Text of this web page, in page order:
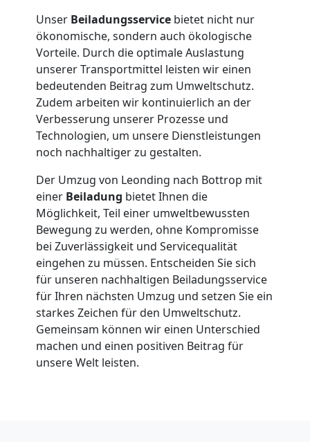
Unser Beiladungsservice bietet nicht nur
ökonomische, sondern auch ökologische
Vorteile. Durch die optimale Auslastung
unserer Transportmittel leisten wir einen
bedeutenden Beitrag zum Umweltschutz.
Zudem arbeiten wir kontinuierlich an der
Verbesserung unserer Prozesse und
Technologien, um unsere Dienstleistungen
noch nachhaltiger zu gestalten.
Der Umzug von Leonding nach Bottrop mit
einer Beiladung bietet Ihnen die
Möglichkeit, Teil einer umweltbewussten
Bewegung zu werden, ohne Kompromisse
bei Zuverlässigkeit und Servicequalität
eingehen zu müssen. Entscheiden Sie sich
für unseren nachhaltigen Beiladungsservice
für Ihren nächsten Umzug und setzen Sie ein
starkes Zeichen für den Umweltschutz.
Gemeinsam können wir einen Unterschied
machen und einen positiven Beitrag für
unsere Welt leisten.
Tresortransport
Leonding
Umzug
für
Senioren
Leonding
Fernumzug